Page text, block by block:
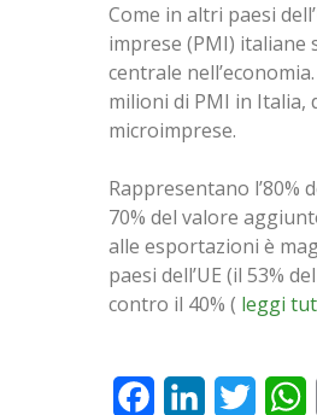
Come in altri paesi
imprese (PMI)
centrale
milioni di PMI in Italia,
microimprese.
Rappresentano l’80%
70% del valore
alle esportazioni è
paesi dell’UE (il 53%
contro il 40% ( leggi
FacebookLinkedInTwitter